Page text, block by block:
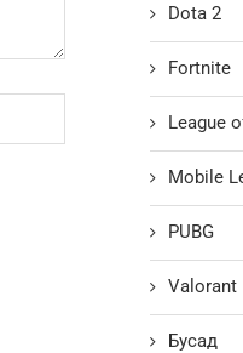
Dota 2
Fortnite
League
Mobile
PUBG
Valorant
Бусад